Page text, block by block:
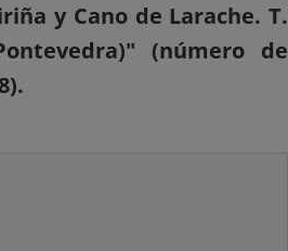
y Cano de Larache. T.
(número de